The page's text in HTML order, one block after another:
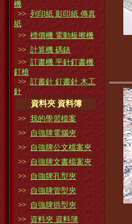
機
>> 列印紙 影印紙 傳真
紙
>> 標價機 電動板擦機
>> 計算機 碼錶
>> 訂書機 平針釘書機
釘槍
>> 訂書針 釘書針 木工
針
資料夾 資料簿
>> 我的學習檔案
>>
自強牌電腦夾
>>
自強牌公文檔案夾
>>
自強牌文書檔案夾
>>
自強牌孔型夾
>> 自強牌管型夾
>>
自強牌拱型夾
>> 資料夾 資料簿